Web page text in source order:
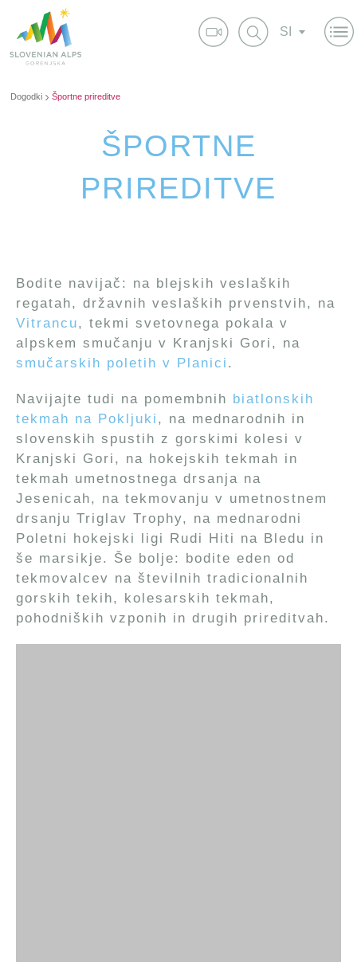
SI
Dogodki Športne prireditve
ŠPORTNE
PRIREDITVE
Bodite navijač: na blejskih veslaških
regatah, državnih veslaških prvenstvih, na
Vitrancu, tekmi svetovnega pokala v
alpskem smučanju v Kranjski Gori, na
smučarskih poletih v Planici .
Navijajte tudi na pomembnih biatlonskih
tekmah na Pokljuki , na mednarodnih in
slovenskih spustih z gorskimi kolesi v
Kranjski Gori, na hokejskih tekmah in
tekmah umetnostnega drsanja na
Jesenicah, na tekmovanju v umetnostnem
drsanju Triglav Trophy, na mednarodni
Poletni hokejski ligi Rudi Hiti na Bledu in
še marsikje. Še bolje: bodite eden od
tekmovalcev na številnih tradicionalnih
gorskih tekih, kolesarskih tekmah,
pohodniških vzponih in drugih prireditvah.